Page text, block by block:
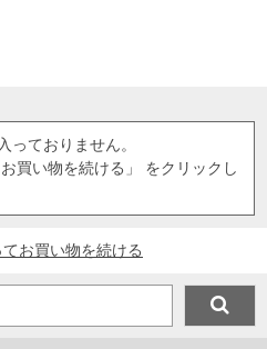
っておりません。
買い物を続ける」 をクリックし
お買い物を続ける